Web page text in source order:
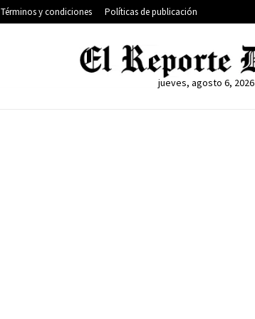
Términos y condiciones Políticas de publicación
jueves, agosto 6, 2026